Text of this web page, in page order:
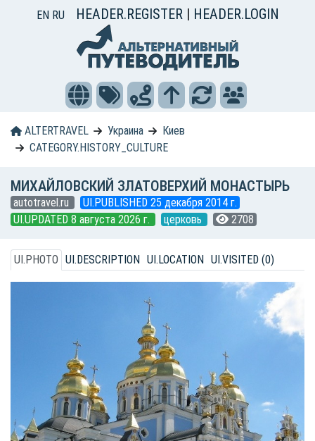
EN RU HEADER.REGISTER | HEADER.LOGIN
ALTERTRAVEL Украина
Киев
CATEGORY.HISTORY_CULTURE
МИХАЙЛОВСКИЙ ЗЛАТОВЕРХИЙ МОНАСТЫРЬ
autotravel.ru
UI.PUBLISHED 25 декабря 2014 г.
UI.UPDATED 8 августа 2026 г.
церковь 2708
UI.PHOTO UI.DESCRIPTION UI.LOCATION UI.VISITED (0)